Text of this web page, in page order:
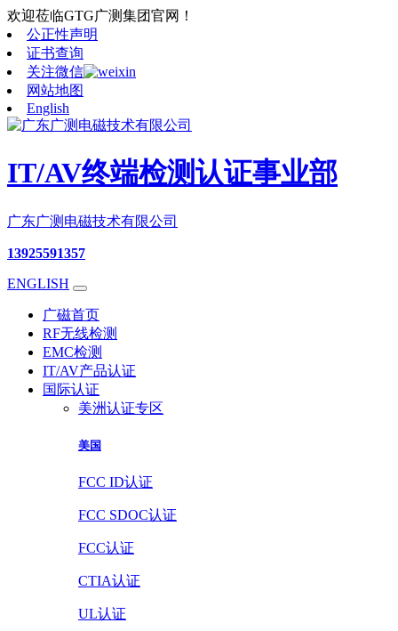
欢迎莅临GTG广测集团官网！
公正性声明
证书查询
关注微信
网站地图
English
IT/AV终端检测认证事业部
广东广测电磁技术有限公司
13925591357
ENGLISH
广磁首页
RF无线检测
EMC检测
IT/AV产品认证
国际认证
美洲认证专区
美国
FCC ID认证
FCC SDOC认证
FCC认证
CTIA认证
UL认证